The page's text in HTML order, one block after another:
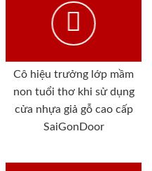
Cô hiệu trưởng lớp mầm
non tuổi thơ khi sử dụng
cửa nhựa giả gỗ cao cấp
SaiGonDoor